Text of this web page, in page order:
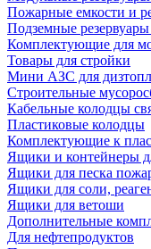
Пожарные емкости и
Подземные
Комплектующие для
Товары для стройки
Мини АЗС для
Строительные
Кабельные колодцы
Пластиковые колодцы
Комплектующие к
Ящики и контейнеры
Ящики для песка
Ящики для соли,
Ящики для ветоши
Дополнительные
Для нефтепродуктов